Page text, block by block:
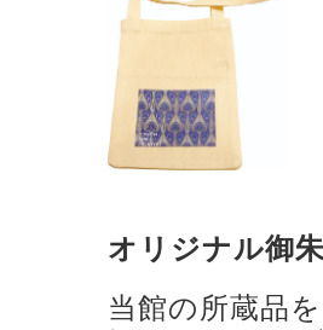
オリジナル御
当館の所蔵品